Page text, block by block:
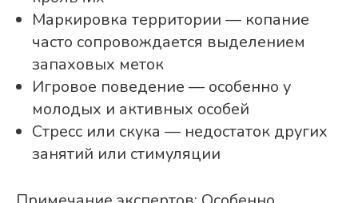
Маркировка территории — копание
часто сопровождается выделением
запаховых меток
Игровое поведение — особенно у
молодых и активных особей
Стресс или скука — недостаток других
занятий или стимуляции